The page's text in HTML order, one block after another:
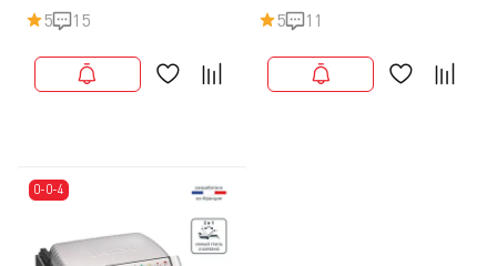
5 15 5 11
0-0-4